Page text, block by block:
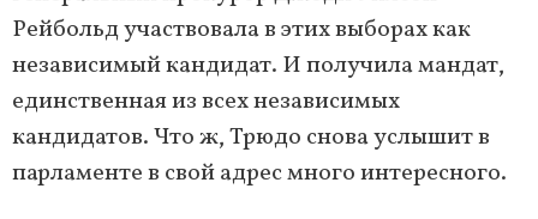
Рейбольд участвовала в этих выборах как
независимый кандидат. И получила мандат,
единственная из всех независимых
кандидатов. Что ж, Трюдо снова услышит в
парламенте в свой адрес много интересного.